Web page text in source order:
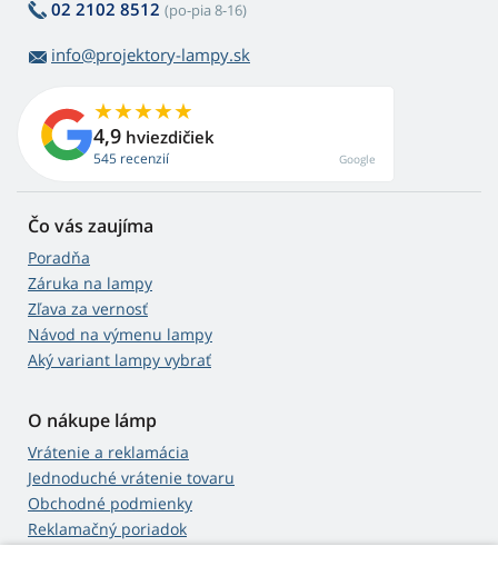
02 2102 8512 (po-pia 8-16)
info@projektory-lampy.sk
4,9 hviezdičiek
545 recenzií Google
Čo vás zaujíma
Poradňa
Záruka na lampy
Zľava za vernosť
Návod na výmenu lampy
Aký variant lampy vybrať
O nákupe lámp
Vrátenie a reklamácia
Jednoduché vrátenie tovaru
Obchodné podmienky
Reklamačný poriadok